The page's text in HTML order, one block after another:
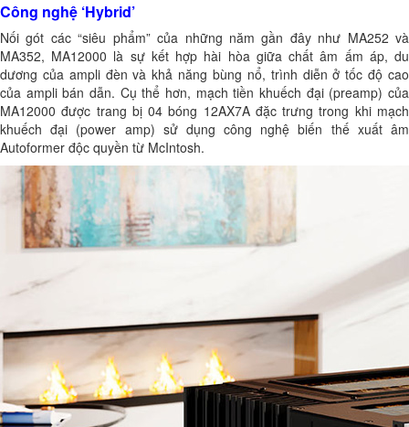
Công nghệ ‘Hybrid’
Nối gót các “siêu phẩm” của những năm gần đây như MA252 và
MA352, MA12000 là sự kết hợp hài hòa giữa chất âm ấm áp, du
dương của ampli đèn và khả năng bùng nổ, trình diễn ở tốc độ cao
của ampli bán dẫn. Cụ thể hơn, mạch tiền khuếch đại (preamp) của
MA12000 được trang bị 04 bóng 12AX7A đặc trưng trong khi mạch
khuếch đại (power amp) sử dụng công nghệ biến thế xuất âm
Autoformer độc quyền từ McIntosh.